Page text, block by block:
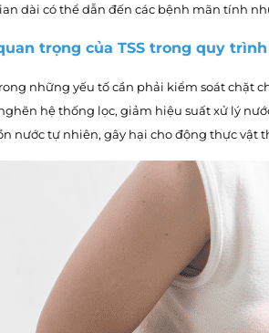
dài có thể dẫn đến các bệnh mãn tính
trọng của TSS trong quy
những yếu tố cần phải kiểm soát chặt
hệ thống lọc, giảm hiệu suất xử lý
nước tự nhiên, gây hại cho động thực vật